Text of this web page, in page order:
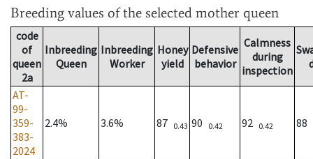
Breeding values of the selected mother queen
code
of
queen
2a
Inbreeding
Queen
Inbreeding
Worker
Honey
yield
Defensive
behavior
Calmness
during
inspection
AT-
99-
359-
383-
2024
2.4% 3.6% 87 0.43 90 0.42 92 0.42 88